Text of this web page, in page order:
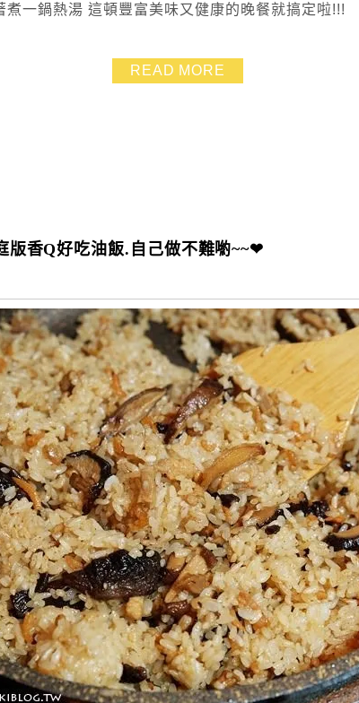
一鍋熱湯 這頓豐富美味又健康的晚餐就搞定啦!!!
READ MORE
版香Q好吃油飯.自己做不難喲~~❤